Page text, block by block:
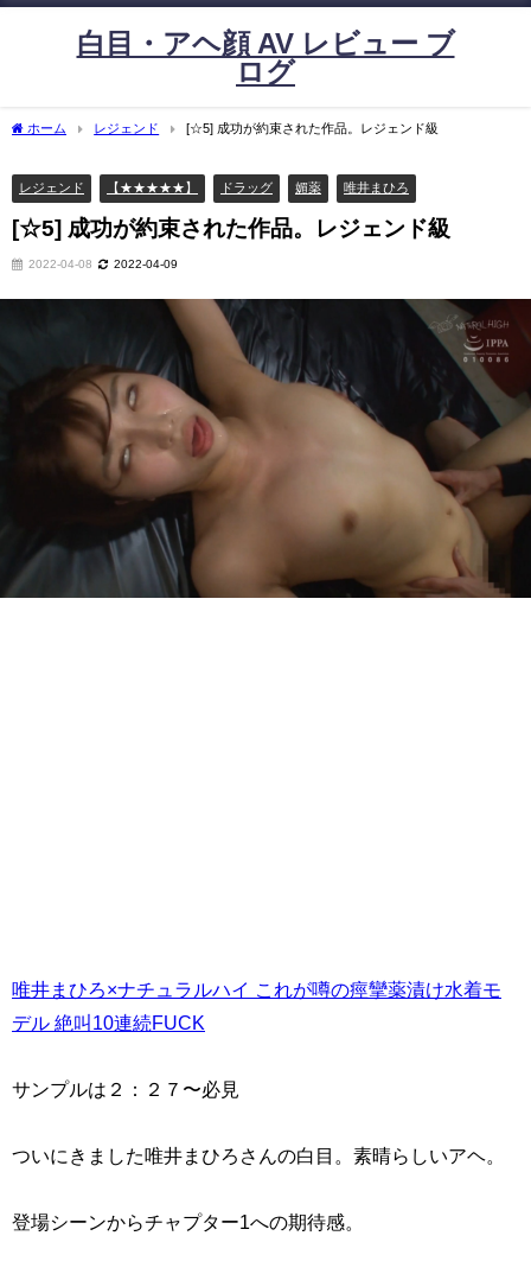
白目・アヘ顔 AV レビュー ブ
ログ
ホーム レジェンド [☆5] 成功が約束された作品。レジェンド級
レジェンド 【★★★★★】 ドラッグ 媚薬 唯井まひろ
[☆5] 成功が約束された作品。レジェンド級
2022-04-08 2022-04-09
唯井まひろ×ナチュラルハイ これが噂の痙攣薬漬け水着モ
デル 絶叫10連続FUCK
サンプルは２：２７〜必見
ついにきました唯井まひろさんの白目。素晴らしいアヘ。
登場シーンからチャプター1への期待感。